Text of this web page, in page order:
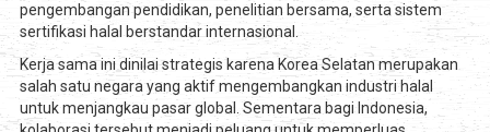
pengembangan pendidikan, penelitian bersama, serta sistem
sertifikasi halal berstandar internasional.
Kerja sama ini dinilai strategis karena Korea Selatan merupakan
salah satu negara yang aktif mengembangkan industri halal
untuk menjangkau pasar global. Sementara bagi Indonesia,